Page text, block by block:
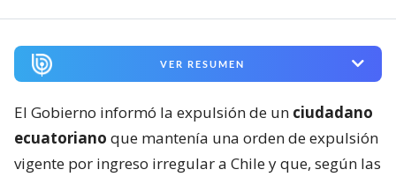
VER RESUMEN
El Gobierno informó la expulsión de un ciudadano
ecuatoriano que mantenía una orden de expulsión
vigente por ingreso irregular a Chile y que, según las